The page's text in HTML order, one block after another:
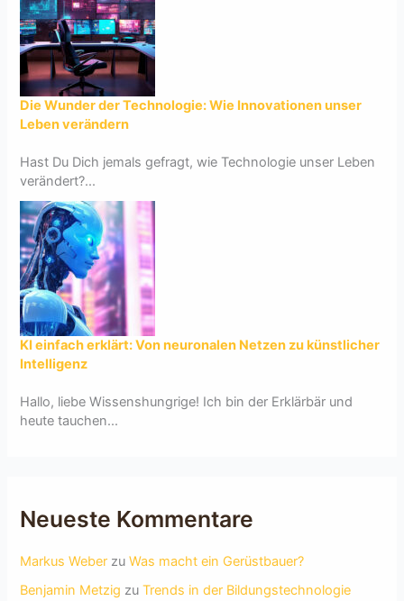
Die Wunder der Technologie: Wie Innovationen unser
Leben verändern
Hast Du Dich jemals gefragt, wie Technologie unser Leben
verändert?...
KI einfach erklärt: Von neuronalen Netzen zu künstlicher
Intelligenz
Hallo, liebe Wissenshungrige! Ich bin der Erklärbär und
heute tauchen...
Neueste Kommentare
Markus Weber zuWas macht ein Gerüstbauer?
Benjamin Metzig zuTrends in der Bildungstechnologie